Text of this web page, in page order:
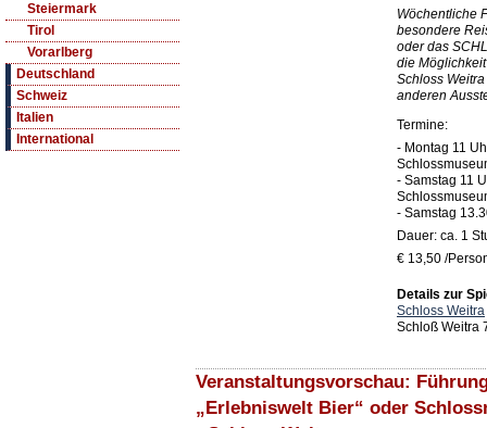
Steiermark
Tirol
Vorarlberg
Deutschland
Schweiz
Italien
International
Wöchentliche
besondere
oder das
die
Schloss
anderen
Termine:
- Montag 11
- Samstag 11
- Samstag
Dauer: ca. 1
€ 13,50 /
Details zur
Schloss Weitra
Schloß Weitra
Veranstaltungsvorschau:
„Erlebniswelt Bier“ oder